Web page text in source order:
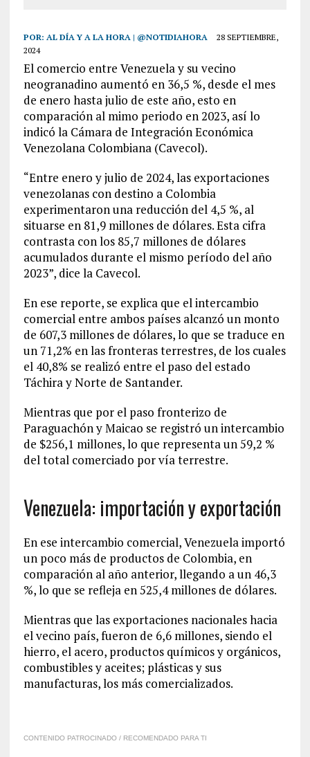
POR: AL DÍA Y A LA HORA | @NOTIDIAHORA
28 SEPTIEMBRE,
2024
El comercio entre Venezuela y su vecino
neogranadino aumentó en 36,5 %, desde el mes
de enero hasta julio de este año, esto en
comparación al mimo periodo en 2023, así lo
indicó la Cámara de Integración Económica
Venezolana Colombiana (Cavecol).
“Entre enero y julio de 2024, las exportaciones
venezolanas con destino a Colombia
experimentaron una reducción del 4,5 %, al
situarse en 81,9 millones de dólares. Esta cifra
contrasta con los 85,7 millones de dólares
acumulados durante el mismo período del año
2023”, dice la Cavecol.
En ese reporte, se explica que el intercambio
comercial entre ambos países alcanzó un monto
de 607,3 millones de dólares, lo que se traduce en
un 71,2% en las fronteras terrestres, de los cuales
el 40,8% se realizó entre el paso del estado
Táchira y Norte de Santander.
Mientras que por el paso fronterizo de
Paraguachón y Maicao se registró un intercambio
de $256,1 millones, lo que representa un 59,2 %
del total comerciado por vía terrestre.
Venezuela: importación y exportación
En ese intercambio comercial, Venezuela importó
un poco más de productos de Colombia, en
comparación al año anterior, llegando a un 46,3
%, lo que se refleja en 525,4 millones de dólares.
Mientras que las exportaciones nacionales hacia
el vecino país, fueron de 6,6 millones, siendo el
hierro, el acero, productos químicos y orgánicos,
combustibles y aceites; plásticas y sus
manufacturas, los más comercializados.
CONTENIDO PATROCINADO / RECOMENDADO PARA TI